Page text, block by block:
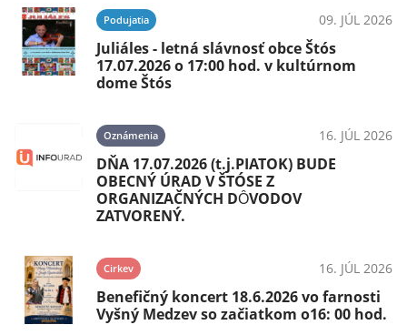
Podujatia 09. JÚL 2026
Juliáles - letná slávnosť obce Štós
17.07.2026 o 17:00 hod. v kultúrnom
dome Štós
Oznámenia 16. JÚL 2026
DŇA 17.07.2026 (t.j.PIATOK) BUDE
OBECNÝ ÚRAD V ŠTÓSE Z
ORGANIZAČNÝCH DȎVODOV
ZATVORENÝ.
Cirkev 16. JÚL 2026
Benefičný koncert 18.6.2026 vo farnosti
Vyšný Medzev so začiatkom o16: 00 hod.